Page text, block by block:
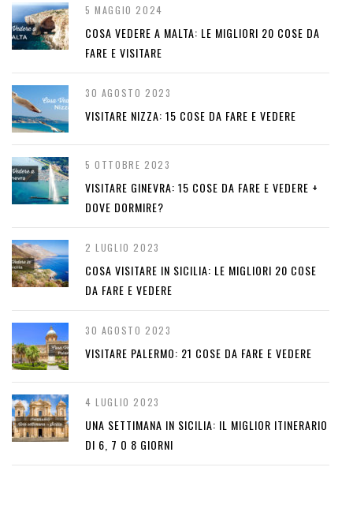
5 MAGGIO 2024
COSA VEDERE A MALTA: LE MIGLIORI 20 COSE DA
FARE E VISITARE
30 AGOSTO 2023
VISITARE NIZZA: 15 COSE DA FARE E VEDERE
5 OTTOBRE 2023
VISITARE GINEVRA: 15 COSE DA FARE E VEDERE +
DOVE DORMIRE?
2 LUGLIO 2023
COSA VISITARE IN SICILIA: LE MIGLIORI 20 COSE
DA FARE E VEDERE
30 AGOSTO 2023
VISITARE PALERMO: 21 COSE DA FARE E VEDERE
4 LUGLIO 2023
UNA SETTIMANA IN SICILIA: IL MIGLIOR ITINERARIO
DI 6, 7 O 8 GIORNI